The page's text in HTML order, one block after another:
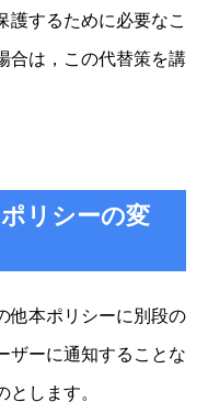
護するために必要なこ
合は，この代替策を講
リシーの変
他本ポリシーに別段の
ザーに通知することな
とします。